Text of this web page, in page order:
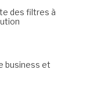
des filtres à
business et